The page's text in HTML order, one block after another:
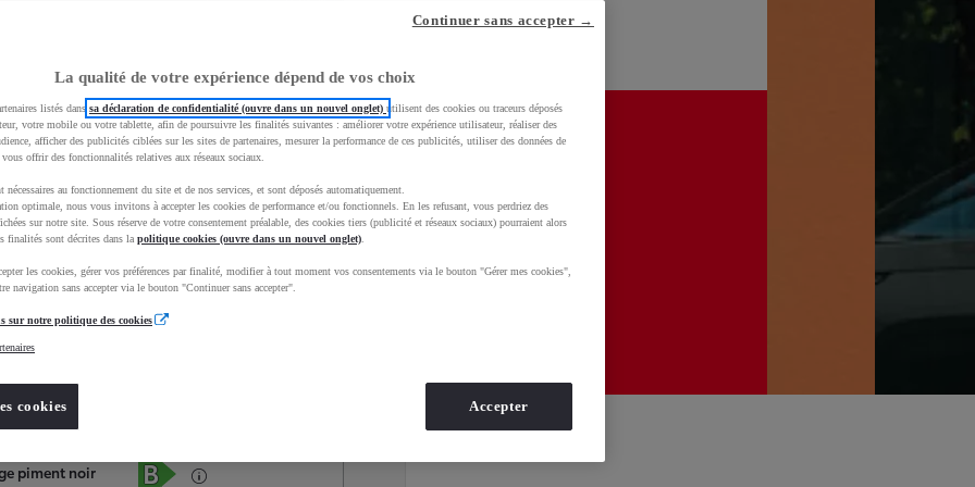
Services Concession
Occasions
piment noir
La qualité de votre expérience dépend de vos choix
listés dans sa déclaration de confidentialité (ouvre dans un nouvel onglet) utilisent des cookies ou traceurs déposés
votre mobile ou votre tablette, afin de poursuivre les finalités suivantes : améliorer votre expérience utilisateur, réaliser des
afficher des publicités ciblées sur les sites de partenaires, mesurer la performance de ces publicités, utiliser des données de
offrir des fonctionnalités relatives aux réseaux sociaux.
nécessaires au fonctionnement du site et de nos services, et sont déposés automatiquement.
optimale, nous vous invitons à accepter les cookies de performance et/ou fonctionnels. En les refusant, vous perdriez des
sur notre site. Sous réserve de votre consentement préalable, des cookies tiers (publicité et réseaux sociaux) pourraient alors
finalités sont décrites dans la politique cookies (ouvre dans un nouvel onglet)
les cookies, gérer vos préférences par finalité, modifier à tout moment vos consentements via le bouton "Gérer mes cookies",
navigation sans accepter via le bouton "Continuer sans accepter".
sur notre politique des cookies
cookies
Continuer sans accepter →
Accepter